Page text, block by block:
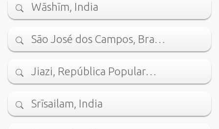
Wāshīm, India
São José dos Campos, Bra…
Jiazi, República Popular…
Srīsailam, India